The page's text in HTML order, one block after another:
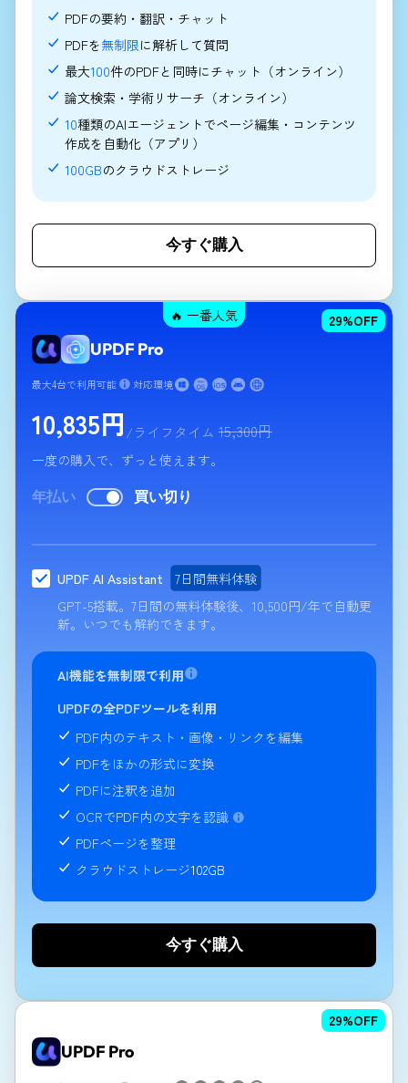
PDFの要約・翻訳・チャット
PDFを無制限に解析して質問
最大100件のPDFと同時にチャット（オンライン）
論文検索・学術リサーチ（オンライン）
10種類のAIエージェントでページ編集・コンテンツ
作成を自動化（アプリ）
100GBのクラウドストレージ
今すぐ購入
🔥 一番人気
UPDF Pro
29%OFF
最大4台で利用可能 対応環境
10,835円/ライフタイム 15,300円
一度の購入で、ずっと使えます。
年払い
買い切り
UPDF AI Assistant
7日間無料体験
GPT-5搭載。7日間の無料体験後、 10,500円/年で自動更
新。いつでも解約できます。
AI機能を無制限で利用
UPDFの全PDFツールを利用
PDF内のテキスト・画像・リンクを編集
PDFをほかの形式に変換
PDFに注釈を追加
OCRでPDF内の文字を認識
PDFページを整理
クラウドストレージ102GB
今すぐ購入
UPDF Pro
29%OFF